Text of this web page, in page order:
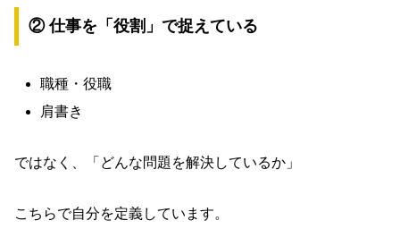
② 仕事を「役割」で捉えている
職種・役職
肩書き
ではなく、「どんな問題を解決しているか」
こちらで自分を定義しています。